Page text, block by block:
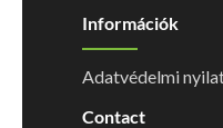
Információk
Adatvédelmi
Contact